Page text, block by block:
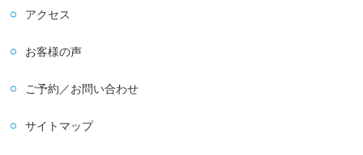
アクセス
お客様の声
ご予約／お問い合わせ
サイトマップ